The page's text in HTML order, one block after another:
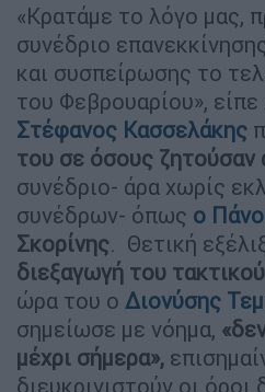
«Κρατάμε το λόγο μας,
συνέδριο
και συσπείρωσης το
του Φεβρουαρίου», είπε
Στέφανος Κασσελάκης
του σε όσους ζητούσαν
συνέδριο- άρα χωρίς
συνέδρων- όπως ο
Σκορίνης. Θετική
διεξαγωγή του
ώρα του ο Διονύσης
σημείωσε με νόημα,
μέχρι σήμερα»,
διευκρινιστούν οι